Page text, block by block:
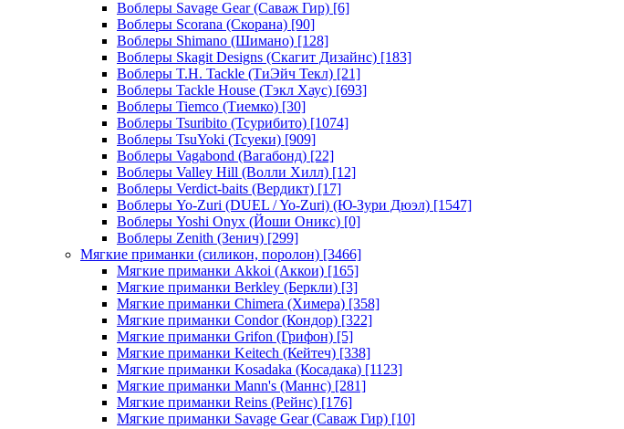
Воблеры Savage Gear (Саваж Гир) [6]
Воблеры Scorana (Скорана) [90]
Воблеры Shimano (Шимано) [128]
Воблеры Skagit Designs (Скагит Дизайнс) [183]
Воблеры T.H. Tackle (ТиЭйч Текл) [21]
Воблеры Tackle House (Тэкл Хаус) [693]
Воблеры Tiemco (Тиемко) [30]
Воблеры Tsuribito (Тсурибито) [1074]
Воблеры TsuYoki (Тсуеки) [909]
Воблеры Vagabond (Вагабонд) [22]
Воблеры Valley Hill (Волли Хилл) [12]
Воблеры Verdict-baits (Вердикт) [17]
Воблеры Yo-Zuri (DUEL / Yo-Zuri) (Ю-Зури Дюэл) [1547]
Воблеры Yoshi Onyx (Йоши Оникс) [0]
Воблеры Zenith (Зенич) [299]
Мягкие приманки (силикон, поролон) [3466]
Мягкие приманки Akkoi (Аккои) [165]
Мягкие приманки Berkley (Беркли) [3]
Мягкие приманки Chimera (Химера) [358]
Мягкие приманки Condor (Кондор) [322]
Мягкие приманки Grifon (Грифон) [5]
Мягкие приманки Keitech (Кейтеч) [338]
Мягкие приманки Kosadaka (Косадака) [1123]
Мягкие приманки Mann's (Маннс) [281]
Мягкие приманки Reins (Рейнс) [176]
Мягкие приманки Savage Gear (Саваж Гир) [10]